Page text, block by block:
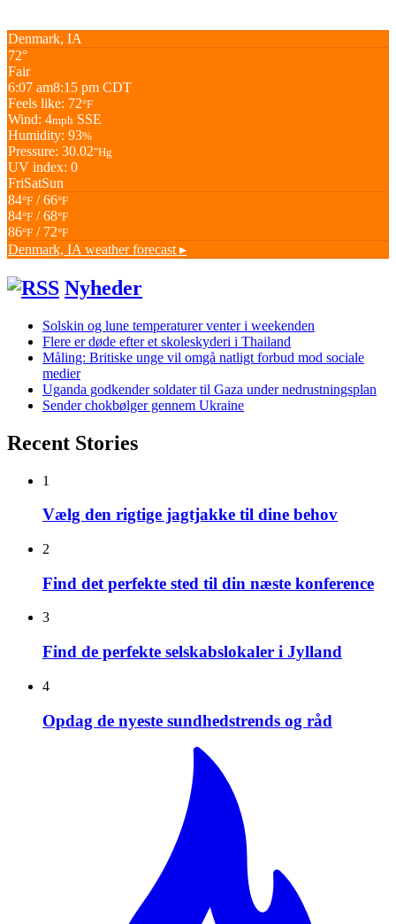
Denmark, IA
72°
Fair
6:07 am8:15 pm CDT
Feels like: 72°F
Wind: 4mph SSE
Humidity: 93%
Pressure: 30.02"Hg
UV index: 0
FriSatSun
84°F / 66°F
84°F / 68°F
86°F / 72°F
Denmark, IA weather forecast ▸
Nyheder
Solskin og lune temperaturer venter i weekenden
Flere er døde efter et skoleskyderi i Thailand
Måling: Britiske unge vil omgå natligt forbud mod sociale
medier
Uganda godkender soldater til Gaza under nedrustningsplan
Sender chokbølger gennem Ukraine
Recent Stories
1
Vælg den rigtige jagtjakke til dine behov
2
Find det perfekte sted til din næste konference
3
Find de perfekte selskabslokaler i Jylland
4
Opdag de nyeste sundhedstrends og råd